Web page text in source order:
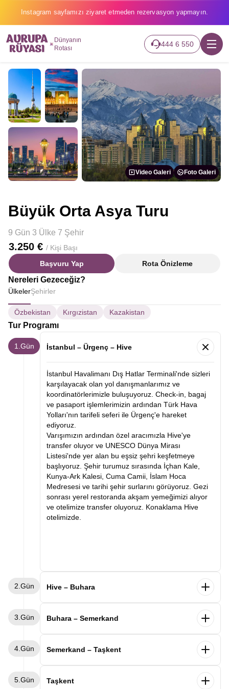
Instagram sayfamızı ziyaret etmeden rezervasyon yapmayın.
Dünyanın
Rotası
444 6 550
Video Galeri Foto Galeri
Büyük Orta Asya Turu
9 Gün 3 Ülke 7 Şehir
3.250 € / Kişi Başı
Başvuru Yap
Rota Önizleme
Nereleri Gezeceğiz?
ÜlkelerŞehirler
Özbekistan Kırgızistan Kazakistan
Tur Programı
1.Gün İstanbul – Ürgenç – Hive
İstanbul Havalimanı Dış Hatlar Terminali'nde sizleri
karşılayacak olan yol danışmanlarımız ve
koordinatörlerimizle buluşuyoruz. Check-in, bagaj
ve pasaport işlemlerimizin ardından Türk Hava
Yolları'nın tarifeli seferi ile Ürgenç'e hareket
ediyoruz.
Varışımızın ardından özel aracımızla Hive'ye
transfer oluyor ve UNESCO Dünya Mirası
Listesi'nde yer alan bu eşsiz şehri keşfetmeye
başlıyoruz. Şehir turumuz sırasında İçhan Kale,
Kunya-Ark Kalesi, Cuma Camii, İslam Hoca
Medresesi ve tarihi şehir surlarını görüyoruz. Gezi
sonrası yerel restoranda akşam yemeğimizi alıyor
ve otelimize transfer oluyoruz. Konaklama Hive
otelimizde.
2.Gün Hive – Buhara
hareket ediyoruz. Varışımızla birlikte İpek Yolu'nun
Kalesi, Kalon Minaresi, Kalon Camii, Miri Arab
Medresesi, Lyabi Hauz Kompleksi ve tarihi çarşıları
mimarisiyle büyüleyen Buhara gezimizin ardından
3.Gün Buhara – Semerkand
devam ediyoruz. Ünlü mutasavvıf Bahaddin
Hosa Sarayı'nı geziyoruz. Verilecek serbest
4.Gün Semerkand – Taşkent
turumuza başlıyoruz. İlk durağımız Orta Asya'nın en
5.Gün Taşkent